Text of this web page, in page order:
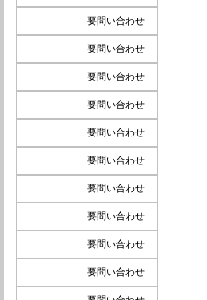
要問い合わせ
要問い合わせ
要問い合わせ
要問い合わせ
要問い合わせ
要問い合わせ
要問い合わせ
要問い合わせ
要問い合わせ
要問い合わせ